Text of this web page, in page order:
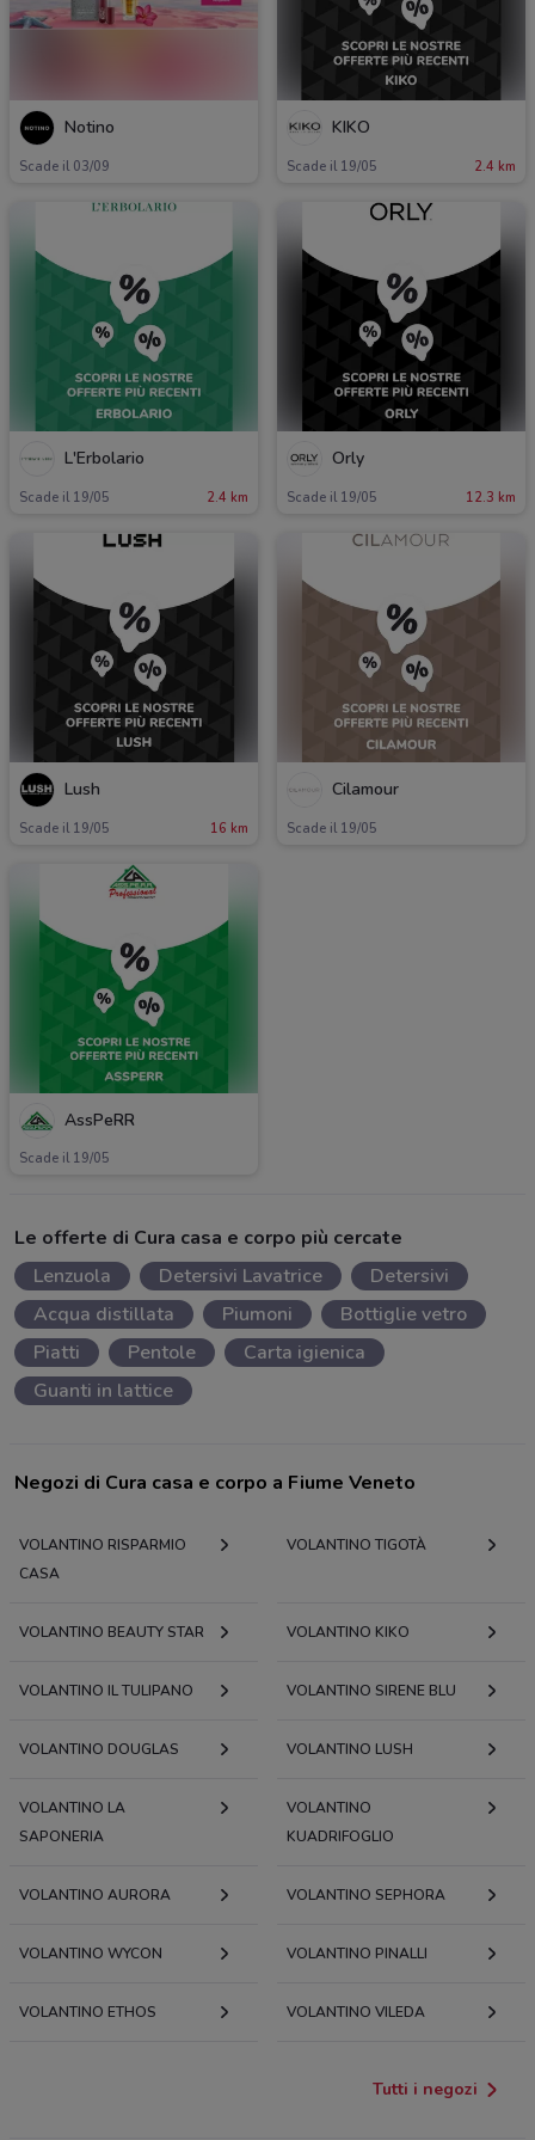
Notino
Scade il 03/09
KIKO
Scade il 19/05 2.4 km
L'Erbolario
Scade il 19/05 2.4 km
Orly
Scade il 19/05 12.3 km
Lush
Scade il 19/05 16 km
Cilamour
Scade il 19/05
AssPeRR
Scade il 19/05
Le offerte di Cura casa e corpo più cercate
Lenzuola
Detersivi Lavatrice
Detersivi
Acqua distillata
Piumoni
Bottiglie vetro
Piatti
Pentole
Carta igienica
Guanti in lattice
Negozi di Cura casa e corpo a Fiume Veneto
VOLANTINO RISPARMIO
CASA
VOLANTINO TIGOTÀ
VOLANTINO BEAUTY STAR VOLANTINO KIKO
VOLANTINO IL TULIPANO VOLANTINO SIRENE BLU
VOLANTINO DOUGLAS VOLANTINO LUSH
VOLANTINO LA
SAPONERIA
VOLANTINO
KUADRIFOGLIO
VOLANTINO AURORA VOLANTINO SEPHORA
VOLANTINO WYCON VOLANTINO PINALLI
VOLANTINO ETHOS VOLANTINO VILEDA
Tutti i negozi